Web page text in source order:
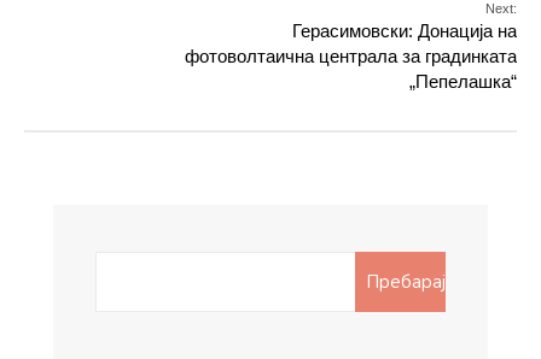
Next:
Герасимовски: Донација на
фотоволтаична централа за градинката
„Пепелашка“
Пребарај